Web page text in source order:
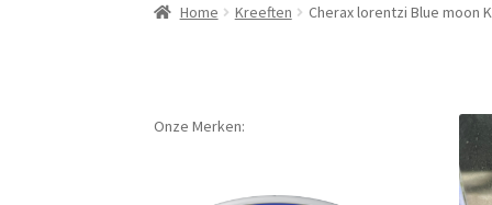
Home Kreeften Cherax lorentzi Blue moon
Onze Merken: